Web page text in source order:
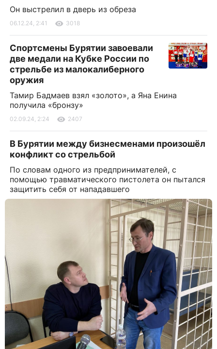
Он выстрелил в дверь из обреза
06.12.24, 2:41 3018
Спортсмены Бурятии завоевали
две медали на Кубке России по
стрельбе из малокалиберного
оружия
Тамир Бадмаев взял «золото», а Яна Енина
получила «бронзу»
02.09.24, 2:24 2407
В Бурятии между бизнесменами произошёл
конфликт со стрельбой
По словам одного из предпринимателей, с
помощью травматического пистолета он пытался
защитить себя от нападавшего